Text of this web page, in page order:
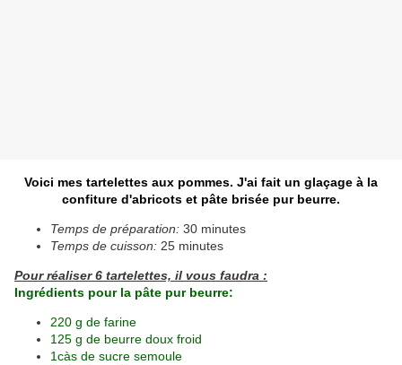
Voici mes tartelettes aux pommes. J'ai fait un glaçage à la
confiture d'abricots et pâte brisée pur beurre.
Temps de préparation: 30 minutes
Temps de cuisson: 25 minutes
Pour réaliser 6 tartelettes, il vous faudra :
Ingrédients pour la pâte pur beurre:
220 g de farine
125 g de beurre doux froid
1càs de sucre semoule